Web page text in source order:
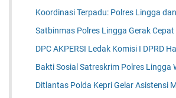
Koordinasi Terpadu: Polres Lingga
Satbinmas Polres Lingga Gerak
DPC AKPERSI Ledak Komisi I DPRD
Bakti Sosial Satreskrim Polres Lingga
Ditlantas Polda Kepri Gelar Asistensi